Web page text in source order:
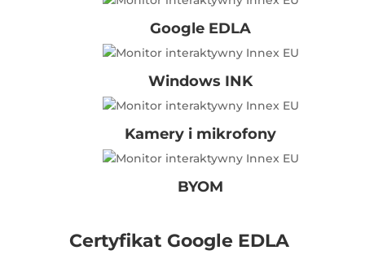
Google EDLA
Windows INK
Kamery i mikrofony
BYOM
Certyfikat Google EDLA